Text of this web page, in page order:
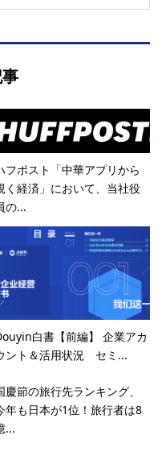
フポスト「中華アプリから
く経済」において、当社役
の...
白書【前編】 企業アカ
ント＆活用状況 セミ...
慶節の旅行先ランキング、
年も日本が1位！旅行者は8
...